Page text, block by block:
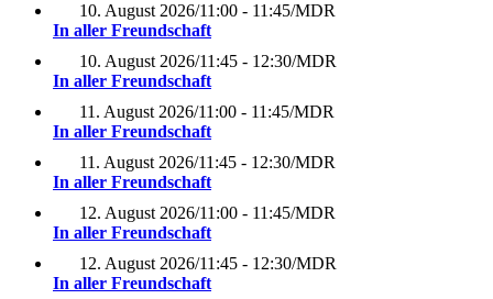
10. August 2026/11:00 - 11:45/MDR
In aller Freundschaft
10. August 2026/11:45 - 12:30/MDR
In aller Freundschaft
11. August 2026/11:00 - 11:45/MDR
In aller Freundschaft
11. August 2026/11:45 - 12:30/MDR
In aller Freundschaft
12. August 2026/11:00 - 11:45/MDR
In aller Freundschaft
12. August 2026/11:45 - 12:30/MDR
In aller Freundschaft